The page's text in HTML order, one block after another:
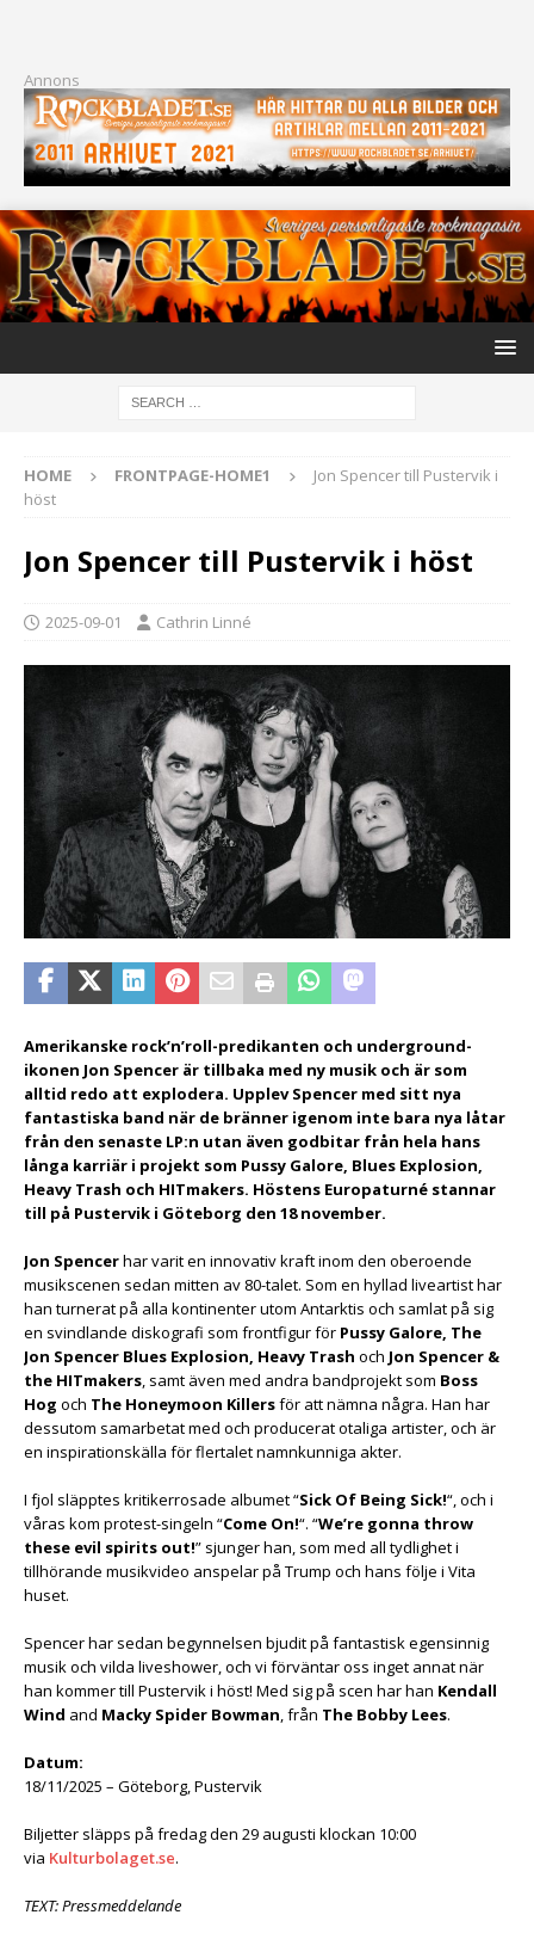
Annons
HOME FRONTPAGE-HOME1
Jon Spencer till Pustervik i
höst
Jon Spencer till Pustervik i höst
2025-09-01 Cathrin Linné
Amerikanske rock’n’roll-predikanten och underground-
ikonen Jon Spencer är tillbaka med ny musik och är som
alltid redo att explodera. Upplev Spencer med sitt nya
fantastiska band när de bränner igenom inte bara nya låtar
från den senaste LP:n utan även godbitar från hela hans
långa karriär i projekt som Pussy Galore, Blues Explosion,
Heavy Trash och HITmakers. Höstens Europaturné stannar
till på Pustervik i Göteborg den 18 november.
Jon Spencerhar varit en innovativ kraft inom den oberoende
musikscenen sedan mitten av 80-talet. Som en hyllad liveartist har
han turnerat på alla kontinenter utom Antarktis och samlat på sig
en svindlande diskografi som frontfigur för Pussy Galore, The
Jon Spencer Blues Explosion, Heavy Trash och Jon Spencer &
the HITmakers, samt även med andra bandprojekt som Boss
Hog och The Honeymoon Killersför att nämna några. Han har
dessutom samarbetat med och producerat otaliga artister, och är
en inspirationskälla för flertalet namnkunniga akter.
I fjol släpptes kritikerrosade albumet “Sick Of Being Sick!“, och i
våras kom protest-singeln “Come On!“. “We’re gonna throw
these evil spirits out!” sjunger han, som med all tydlighet i
tillhörande musikvideo anspelar på Trump och hans följe i Vita
huset.
Spencer har sedan begynnelsen bjudit på fantastisk egensinnig
musik och vilda liveshower, och vi förväntar oss inget annat när
han kommer till Pustervik i höst! Med sig på scen har han Kendall
Wind and Macky Spider Bowman, från The Bobby Lees.
Datum:
18/11/2025 – Göteborg, Pustervik
Biljetter släpps på fredag den 29 augusti klockan 10:00
via Kulturbolaget.se.
TEXT: Pressmeddelande